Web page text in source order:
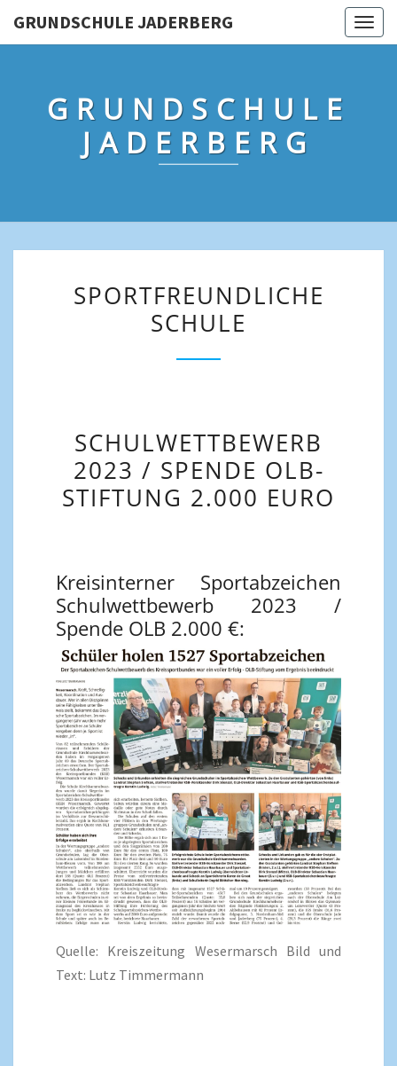
GRUNDSCHULE JADERBERG
GRUNDSCHULE
JADERBERG
SCHULE
SPORTFREUNDLICHE
SCHULE
SCHULWETTBEWERB
2023 / SPENDE OLB-
STIFTUNG 2.000 EURO
Kreisinterner Sportabzeichen
Schulwettbewerb 2023 /
Spende OLB 2.000 €:
Quelle: Kreiszeitung Wesermarsch Bild und
Text: Lutz Timmermann